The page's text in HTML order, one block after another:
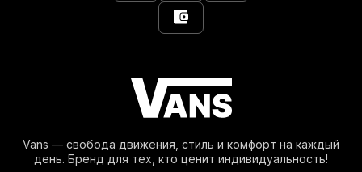
Vans — свобода движения, стиль и комфорт на каждый
день. Бренд для тех, кто ценит индивидуальность!